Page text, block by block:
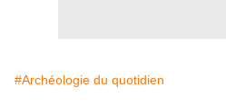
#Archéologie du quotidien